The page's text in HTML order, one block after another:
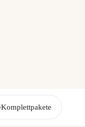
Komplettpakete